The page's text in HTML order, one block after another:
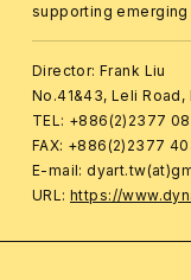
supporting emerging
Director: Frank Liu
No.41&43, Leli
TEL: +886(2)2377
FAX: +886(2)2377
E-mail:
URL: https://